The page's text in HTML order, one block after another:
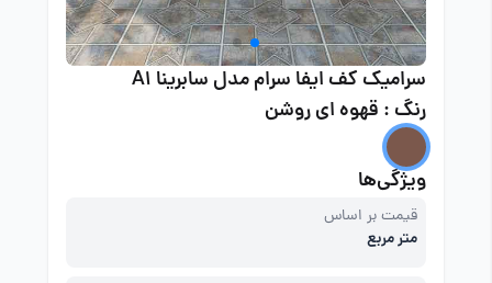
سرامیک کف ایفا سرام مدل سابرینا A1
رنگ : قهوه ای روشن
ویژگی‌ها
قیمت بر اساس
متر مربع